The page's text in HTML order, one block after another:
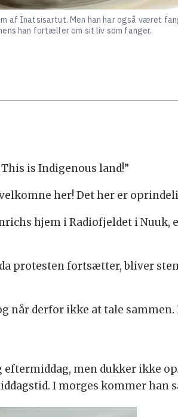
af Inatsisartut. Men han har også været
han fortæller om sit liv som fanger.
is Indigenous land!”
her! Det her er
hjem i Radiofjeldet i Nuuk,
protesten fortsætter, bliver
derfor ikke at tale sammen.
men dukker ikke
I morges kommer han